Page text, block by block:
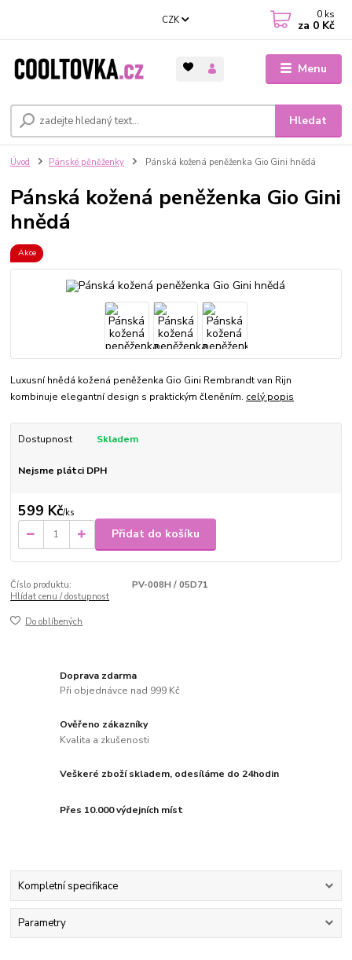
Menu
CZK
Hledat
0 ks
za 0 Kč
Úvod Pánské pěněženky Pánská kožená peněženka Gio Gini hnědá
Pánská kožená peněženka Gio Gini
hnědá
Akce
Luxusní hnědá kožená peněženka Gio Gini Rembrandt van Rijn
kombinuje elegantní design s praktickým členěním. celý popis
Dostupnost Skladem
Nejsme plátci DPH
599 Kč/ks
Přidat do košíku
Číslo produktu:
PV-008H / 05D71
Hlídat cenu / dostupnost
Do oblíbených
Doprava zdarma
Při objednávce nad 999 Kč
Ověřeno zákazníky
Kvalita a zkušenosti
Veškeré zboží skladem, odesíláme do 24hodin
Přes 10.000 výdejních míst
Kompletní specifikace
Parametry